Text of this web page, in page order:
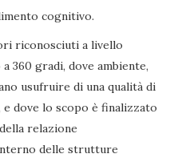
cognitivo.
riconosciuti a livello
360 gradi, dove ambiente,
usufruire di una qualità di
e dove lo scopo è finalizzato
relazione
delle strutture